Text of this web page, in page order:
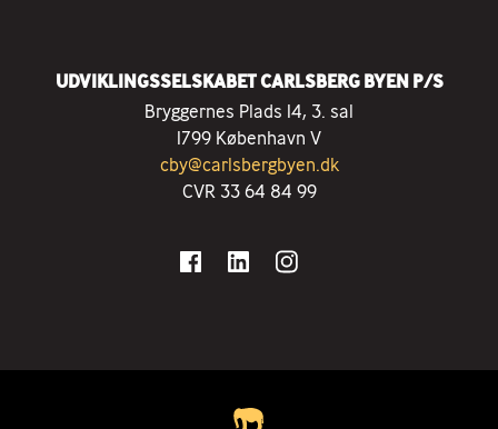
UDVIKLINGSSELSKABET CARLSBERG BYEN P/S
Bryggernes Plads 14, 3. sal
1799 København V
cby@carlsbergbyen.dk
CVR 33 64 84 99